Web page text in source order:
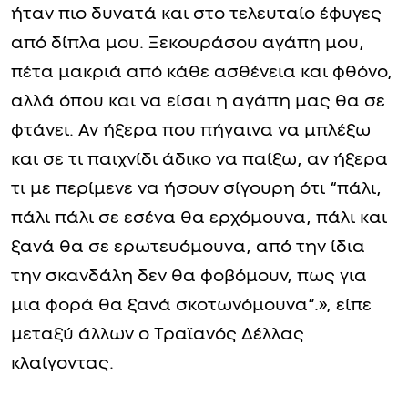
ήταν πιο δυνατά και στο τελευταίο έφυγες
από δίπλα μου. Ξεκουράσου αγάπη μου,
πέτα μακριά από κάθε ασθένεια και φθόνο,
αλλά όπου και να είσαι η αγάπη μας θα σε
φτάνει. Aν ήξερα που πήγαινα να μπλέξω
και σε τι παιχνίδι άδικο να παίξω, αν ήξερα
τι με περίμενε να ήσουν σίγουρη ότι “πάλι,
πάλι πάλι σε εσένα θα ερχόμουνα, πάλι και
ξανά θα σε ερωτευόμουνα, από την ίδια
την σκανδάλη δεν θα φοβόμουν, πως για
μια φορά θα ξανά σκοτωνόμουνα”.», είπε
μεταξύ άλλων ο Τραϊανός Δέλλας
κλαίγοντας.